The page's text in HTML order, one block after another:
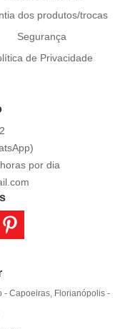
dos produtos/trocas
Segurança
de Privacidade
por dia
- Capoeiras, Florianópolis-